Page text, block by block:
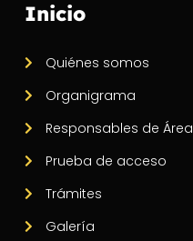
Inicio
Quiénes somos
Organigrama
Responsables de Área
Prueba de acceso
Trámites
Galería